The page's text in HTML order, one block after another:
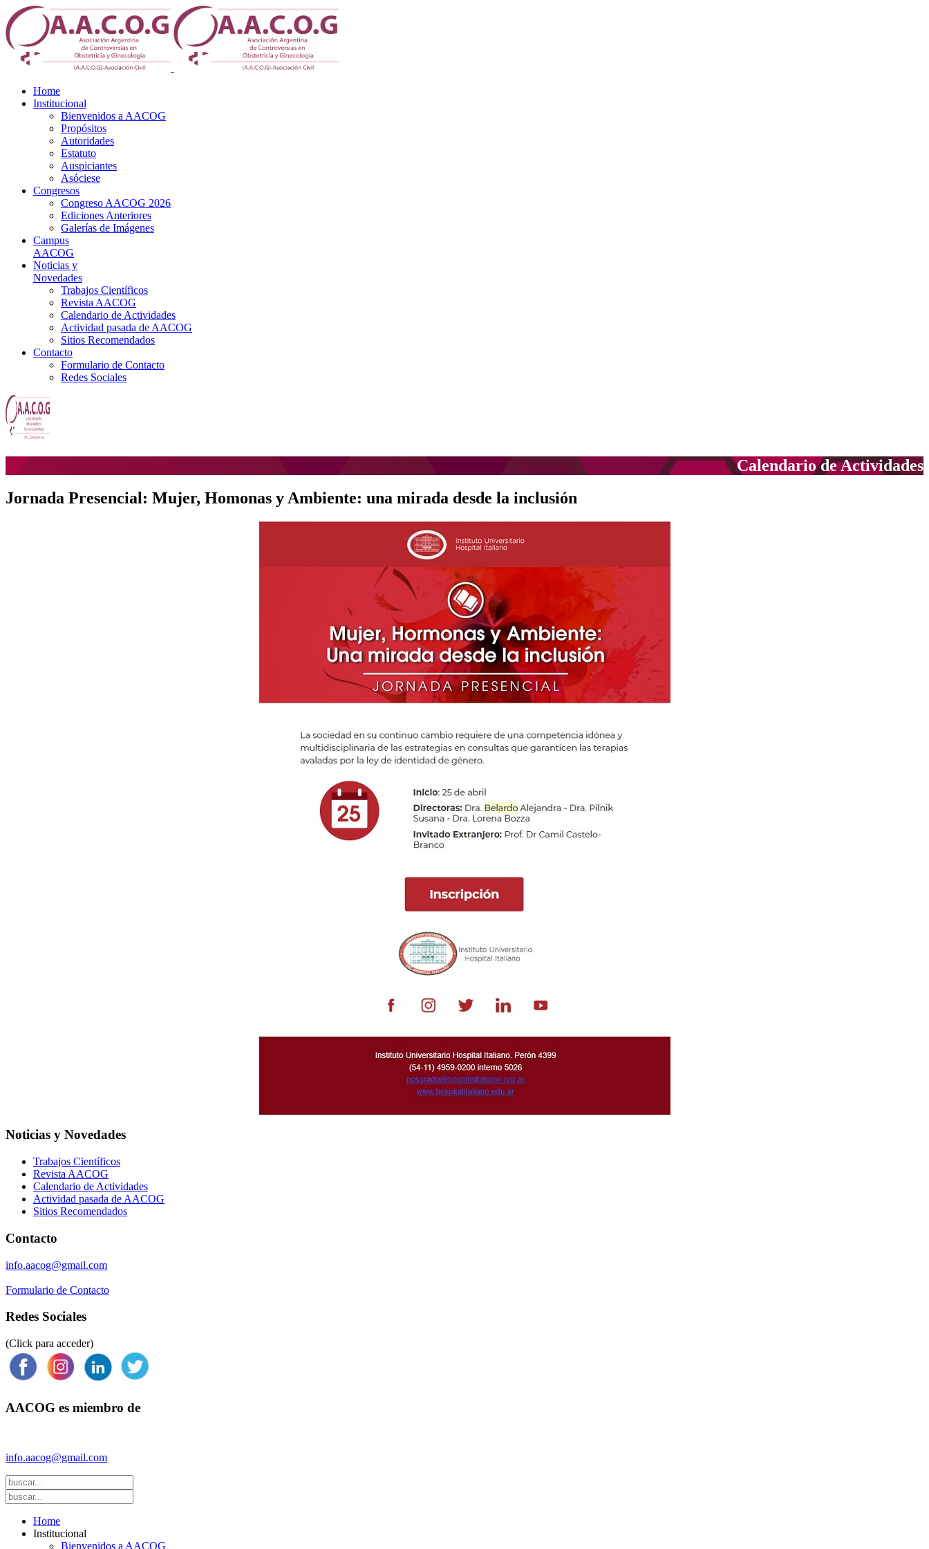
Home
Institucional
Bienvenidos a AACOG
Propósitos
Autoridades
Estatuto
Auspiciantes
Asóciese
Congresos
Congreso AACOG 2026
Ediciones Anteriores
Galerías de Imágenes
Campus
AACOG
Noticias y
Novedades
Trabajos Científicos
Revista AACOG
Calendario de Actividades
Actividad pasada de AACOG
Sitios Recomendados
Contacto
Formulario de Contacto
Redes Sociales
Calendario de Actividades
Jornada Presencial: Mujer, Homonas y Ambiente: una mirada desde la inclusión
Noticias y Novedades
Trabajos Científicos
Revista AACOG
Calendario de Actividades
Actividad pasada de AACOG
Sitios Recomendados
Contacto
info.aacog@gmail.com
Formulario de Contacto
Redes Sociales
(Click para acceder)
AACOG es miembro de
info.aacog@gmail.com
Home
Institucional
Bienvenidos a AACOG